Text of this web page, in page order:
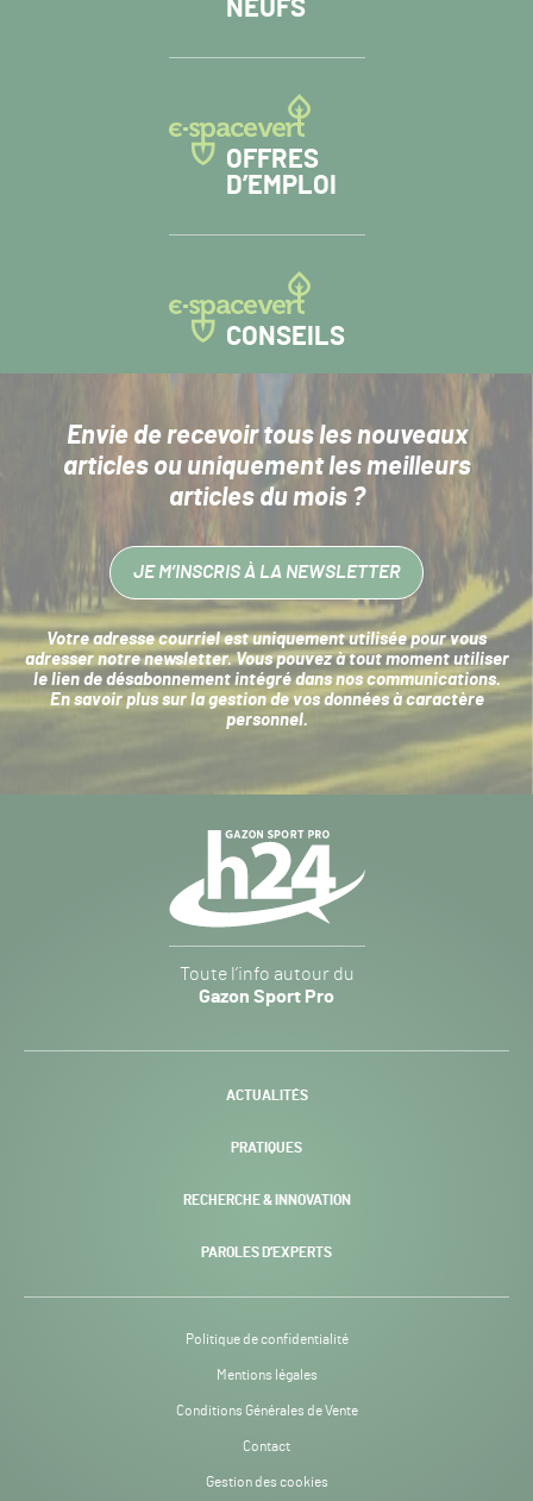
NEUFS
OFFRES
D’EMPLOI
CONSEILS
Envie de recevoir tous les nouveaux
articlesou uniquement les meilleurs
articles du mois ?
JE M’INSCRIS À LA NEWSLETTER
Votre adresse courriel est uniquement utilisée pour vous
adresser notre newsletter. Vous pouvez à tout moment utiliser
le lien de désabonnement intégré dans nos communications.
En savoir plus sur la gestion de vos données à caractère
personnel.
Sport
Pro
-
Toute l’info autour du
Gazon Sport Pro
ACTUALITÉS
PRATIQUES
RECHERCHE & INNOVATION
PAROLES D’EXPERTS
Politique de confidentialité
Mentions légales
Conditions Générales de Vente
Contact
Gestion des cookies